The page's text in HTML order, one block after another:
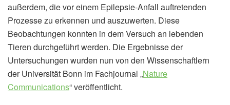
außerdem, die vor einem Epilepsie-Anfall auftretenden
Prozesse zu erkennen und auszuwerten. Diese
Beobachtungen konnten in dem Versuch an lebenden
Tieren durchgeführt werden. Die Ergebnisse der
Untersuchungen wurden nun von den Wissenschaftlern
der Universität Bonn im Fachjournal „Nature
Communications“ veröffentlicht.